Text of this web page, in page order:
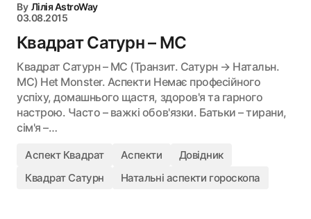
By Лілія AstroWay
03.08.2015
Квадрат Сатурн – MC
Квадрат Сатурн – MC (Транзит. Сатурн → Натальн.
MC) Het Monster. Аспекти Немає професійного
успіху, домашнього щастя, здоров'я та гарного
настрою. Часто – важкі обов'язки. Батьки – тирани,
сім'я –…
Аспект Квадрат Аспекти
Довідник
Квадрат Сатурн
Натальні аспекти гороскопа